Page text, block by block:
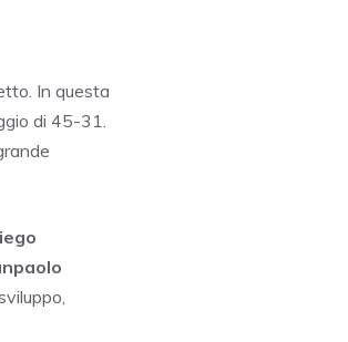
In questa
di 45-31.